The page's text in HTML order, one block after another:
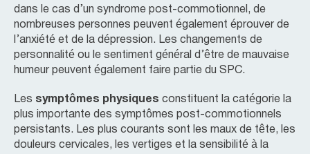
dans le cas d’un syndrome post-commotionnel, de
nombreuses personnes peuvent également éprouver de
l’anxiété et de la dépression. Les changements de
personnalité ou le sentiment général d’être de mauvaise
humeur peuvent également faire partie du SPC.
Les symptômes physiques constituent la catégorie la
plus importante des symptômes post-commotionnels
persistants. Les plus courants sont les maux de tête, les
douleurs cervicales, les vertiges et la sensibilité à la